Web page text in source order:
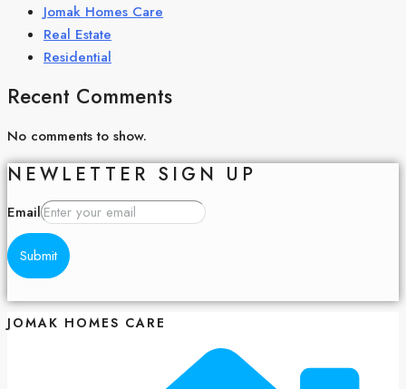
Jomak Homes Care
Real Estate
Residential
Recent Comments
No comments to show.
NEWLETTER SIGN UP
Email
Submit
JOMAK HOMES CARE